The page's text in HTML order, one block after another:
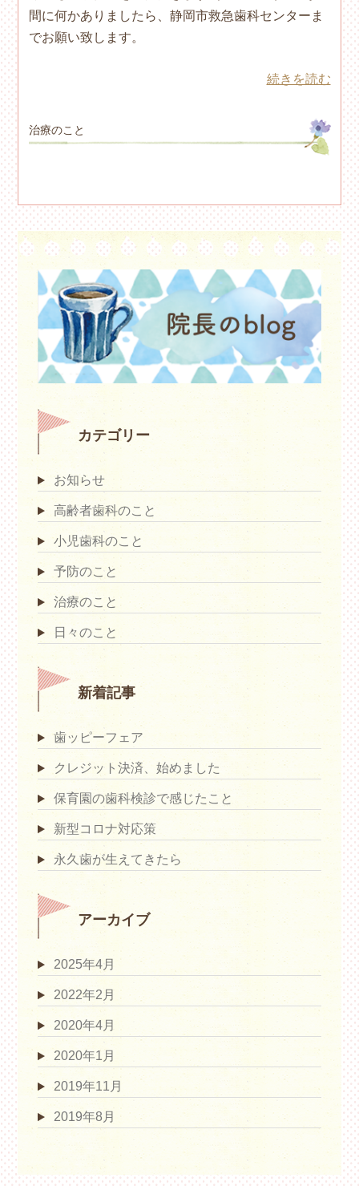
間に何かありましたら、静岡市救急歯科センターま
でお願い致します。
続きを読む
治療のこと
カテゴリー
お知らせ
高齢者歯科のこと
小児歯科のこと
予防のこと
治療のこと
日々のこと
新着記事
歯ッピーフェア
クレジット決済、始めました
保育園の歯科検診で感じたこと
新型コロナ対応策
永久歯が生えてきたら
アーカイブ
2025年4月
2022年2月
2020年4月
2020年1月
2019年11月
2019年8月